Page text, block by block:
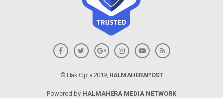
© Hak Cipta 2019, HALMAHERAPOST
Powered by HALMAHERA MEDIA NETWORK